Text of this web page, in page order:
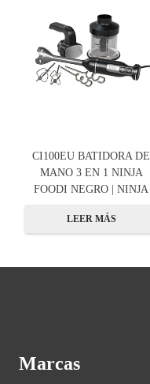
CI100EU BATIDORA DE
MANO 3 EN 1 NINJA
FOODI NEGRO | NINJA
LEER MÁS
Marcas